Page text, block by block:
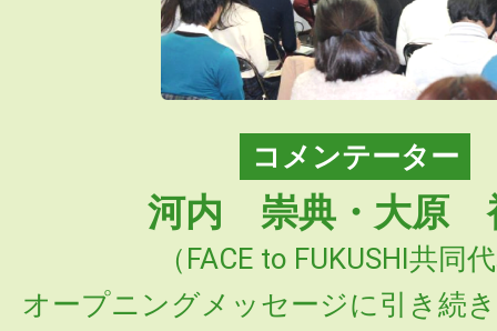
コメンテーター
河内 崇典・大原
（FACE to FUKUSHI共同
オープニングメッセージに引き続